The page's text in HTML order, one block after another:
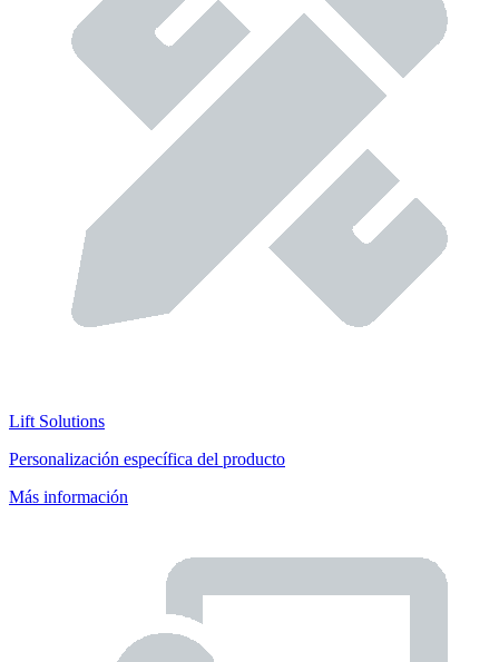
Lift Solutions
Personalización específica del producto
Más información